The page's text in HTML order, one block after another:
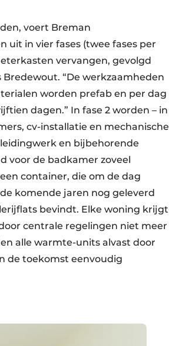
voert Breman
uit in vier fases (twee fases per
vervangen, gevolgd
“De werkzaamheden
worden prefab en per dag
dagen.” In fase 2 worden – in
cv-installatie en mechanische
en bijbehorende
voor de badkamer zoveel
container, die om de dag
komende jaren nog geleverd
bevindt. Elke woning krijgt
centrale regelingen niet meer
alle warmte-units alvast door
de toekomst eenvoudig